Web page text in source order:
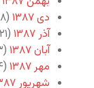
دی ۱۳۸۷
(۱۸)
آذر ۱۳۸۷
(۲۱)
آبان ۱۳۸۷
(۳۳)
مهر ۱۳۸۷
(۳۴)
شهریور ۱۳۸۷